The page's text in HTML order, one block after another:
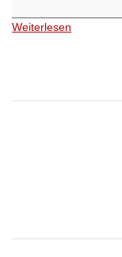
Weiterlesen